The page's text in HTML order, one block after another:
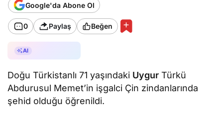
Google'da Abone Ol
0 Paylaş Beğen
AI
Doğu Türkistanlı 71 yaşındaki Uygur Türkü
Abdurusul Memet’in işgalci Çin zindanlarında
şehid olduğu öğrenildi.